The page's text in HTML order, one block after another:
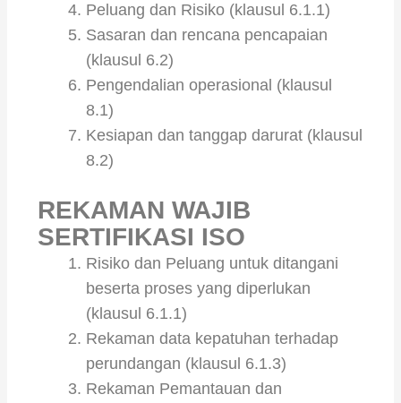
Peluang dan Risiko (klausul 6.1.1)
Sasaran dan rencana pencapaian
(klausul 6.2)
Pengendalian operasional (klausul
8.1)
Kesiapan dan tanggap darurat (klausul
8.2)
REKAMAN WAJIB
SERTIFIKASI ISO
Risiko dan Peluang untuk ditangani
beserta proses yang diperlukan
(klausul 6.1.1)
Rekaman data kepatuhan terhadap
perundangan (klausul 6.1.3)
Rekaman Pemantauan dan